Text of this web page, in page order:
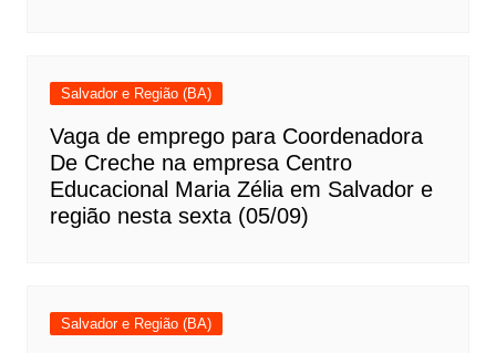
Salvador e Região (BA)
Vaga de emprego para Coordenadora
De Creche na empresa Centro
Educacional Maria Zélia em Salvador e
região nesta sexta (05/09)
Salvador e Região (BA)